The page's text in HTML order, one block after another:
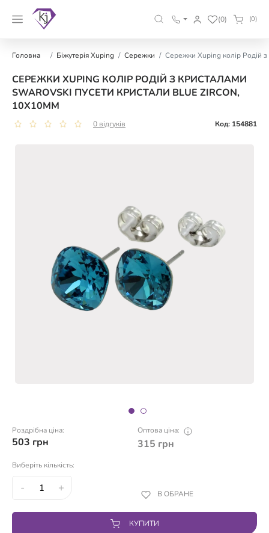
(0) (0)
Головна Біжутерія Xuping Сережки Сережки Xuping колір Родій
СЕРЕЖКИ XUPING КОЛІР РОДІЙ З КРИСТАЛАМИ
SWAROVSKI ПУСЕТИ КРИСТАЛИ BLUE ZIRCON,
10Х10ММ
0 відгуків Код: 154881
Роздрібна ціна:
503 грн
Оптова ціна:
315 грн
Виберіть кількість:
- + В ОБРАНЕ
КУПИТИ